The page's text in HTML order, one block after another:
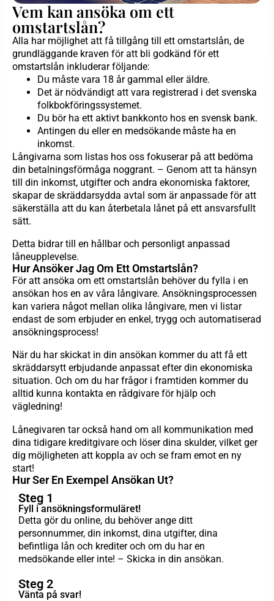
Vem kan ansöka om ett
omstartslån?
Alla har möjlighet att få tillgång till ett omstartslån, de
grundläggande kraven för att bli godkänd för ett
omstartslån inkluderar följande:
Du måste vara 18 år gammal eller äldre.
Det är nödvändigt att vara registrerad i det svenska
folkbokföringssystemet.
Du bör ha ett aktivt bankkonto hos en svensk bank.
Antingen du eller en medsökande måste ha en
inkomst.
Långivarna som listas hos oss fokuserar på att bedöma
din betalningsförmåga noggrant. – Genom att ta hänsyn
till din inkomst, utgifter och andra ekonomiska faktorer,
skapar de skräddarsydda avtal som är anpassade för att
säkerställa att du kan återbetala lånet på ett ansvarsfullt
sätt.
Detta bidrar till en hållbar och personligt anpassad
låneupplevelse.
Hur Ansöker Jag Om Ett Omstartslån?
För att ansöka om ett omstartslån behöver du fylla i en
ansökan hos en av våra långivare. Ansökningsprocessen
kan variera något mellan olika långivare, men vi listar
endast de som erbjuder en enkel, trygg och automatiserad
ansökningsprocess!
När du har skickat in din ansökan kommer du att få ett
skräddarsytt erbjudande anpassat efter din ekonomiska
situation. Och om du har frågor i framtiden kommer du
alltid kunna kontakta en rådgivare för hjälp och
vägledning!
Lånegivaren tar också hand om all kommunikation med
dina tidigare kreditgivare och löser dina skulder, vilket ger
dig möjligheten att koppla av och se fram emot en ny
start!
Hur Ser En Exempel Ansökan Ut?
Steg 1
Fyll i ansökningsformuläret!
Detta gör du online, du behöver ange ditt
personnummer, din inkomst, dina utgifter, dina
befintliga lån och krediter och om du har en
medsökande eller inte! – Skicka in din ansökan.
Steg 2
Vänta på svar!